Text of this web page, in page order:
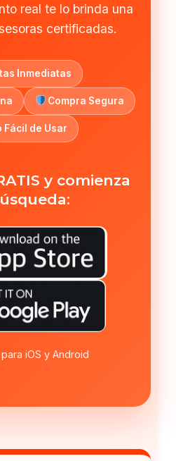
real te lo brinda una
certificadas.
Inmediatas
Compra Segura
Fácil de Usar
y comienza
iOS y Android